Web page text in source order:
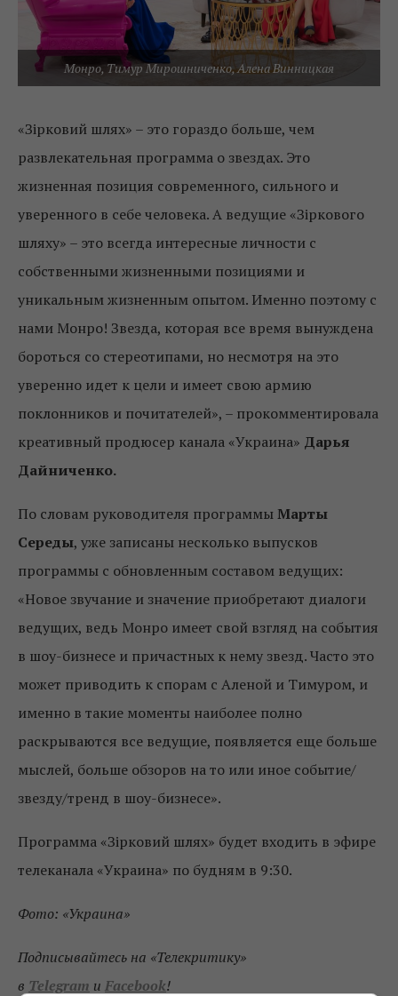
Монро, Тимур Мирошниченко, Алена Винницкая
«Зірковий шлях» – это гораздо больше, чем
развлекательная программа о звездах. Это
жизненная позиция современного, сильного и
уверенного в себе человека. А ведущие «Зіркового
шляху» – это всегда интересные личности с
собственными жизненными позициями и
уникальным жизненным опытом. Именно поэтому с
нами Монро! Звезда, которая все время вынуждена
бороться со стереотипами, но несмотря на это
уверенно идет к цели и имеет свою армию
поклонников и почитателей», – прокомментировала
креативный продюсер канала «Украина» Дарья
Дайниченко.
По словам руководителя программыМарты
Середы, уже записаны несколько выпусков
программы с обновленным составом ведущих:
«Новое звучание и значение приобретают диалоги
ведущих, ведь Монро имеет свой взгляд на события
в шоу-бизнесе и причастных к нему звезд. Часто это
может приводить к спорам с Аленой и Тимуром, и
именно в такие моменты наиболее полно
раскрываются все ведущие, появляется еще больше
мыслей, больше обзоров на то или иное событие/
звезду/тренд в шоу-бизнесе».
Программа «Зірковий шлях» будет входить в эфире
телеканала «Украина» по будням в 9:30.
Фото: «Украина»
Подписывайтесь на «Телекритику»
в Telegram и Facebook!